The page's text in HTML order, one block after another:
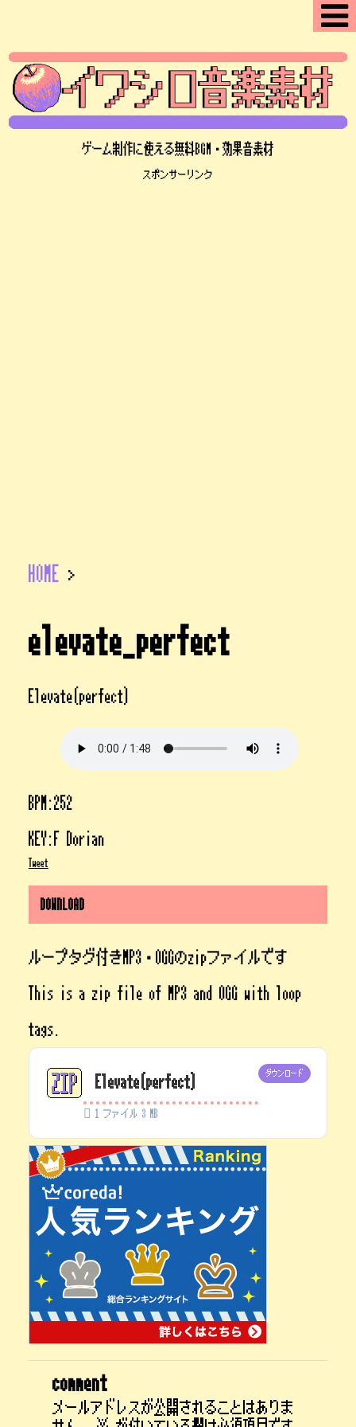
ゲーム制作に使える無料BGM・効果音素材
スポンサーリンク
HOME >
elevate_perfect
Elevate(perfect)
BPM:252
KEY:F Dorian
Tweet
DOWNLOAD
ループタグ付きMP3・OGGのzipファイルです
This is a zip file of MP3 and OGG with loop
tags.
Elevate(perfect)
1 ファイル 3 MB
ダウンロード
comment
メールアドレスが公開されることはありま